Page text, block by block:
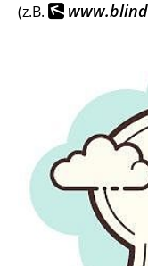
(z.B.